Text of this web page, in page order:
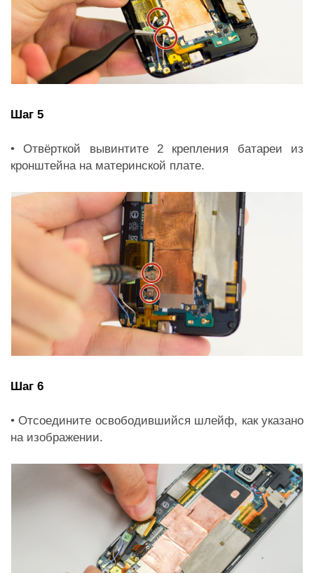
Шаг 5
• Отвёрткой вывинтите 2 крепления батареи из
кронштейна на материнской плате.
Шаг 6
• Отсоедините освободившийся шлейф, как указано
на изображении.